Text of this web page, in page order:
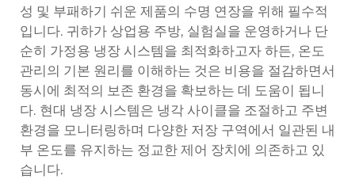
성 및 부패하기 쉬운 제품의 수명 연장을 위해 필수적
입니다. 귀하가 상업용 주방, 실험실을 운영하거나 단
순히 가정용 냉장 시스템을 최적화하고자 하든, 온도
관리의 기본 원리를 이해하는 것은 비용을 절감하면서
동시에 최적의 보존 환경을 확보하는 데 도움이 됩니
다. 현대 냉장 시스템은 냉각 사이클을 조절하고 주변
환경을 모니터링하며 다양한 저장 구역에서 일관된 내
부 온도를 유지하는 정교한 제어 장치에 의존하고 있
습니다.